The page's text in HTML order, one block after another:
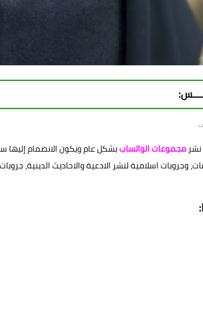
مجموعات الواتساببشكل عام ويكون الانضمام إليها
اسلامية لنشر الادعية والاحاديث الدينية،